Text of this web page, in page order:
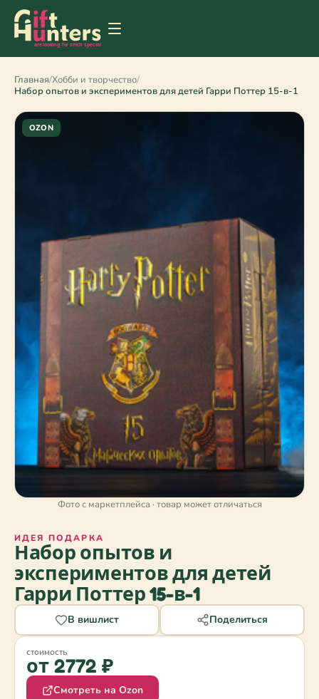
Главная/Хобби и творчество/
Набор опытов и экспериментов для детей Гарри Поттер 15-в-1
OZON
Фото с маркетплейса · товар может отличаться
ИДЕЯ ПОДАРКА
Набор опытов и
экспериментов для детей
Гарри Поттер 15-в-1
В вишлист Поделиться
стоимость
от 2772 ₽
Смотреть на Ozon